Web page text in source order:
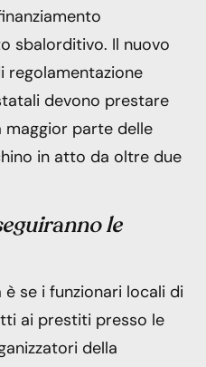
sbalorditivo. Il nuovo
regolamentazione
devono prestare
maggior parte delle
in atto da oltre due
le
se i funzionari locali di
ai prestiti presso le
della